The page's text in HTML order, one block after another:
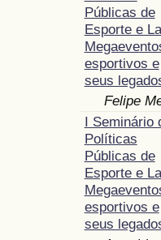
Públicas de
Esporte e
esportivos e
seus
Felipe
I Seminário
Políticas
Públicas de
Esporte e
esportivos e
seus